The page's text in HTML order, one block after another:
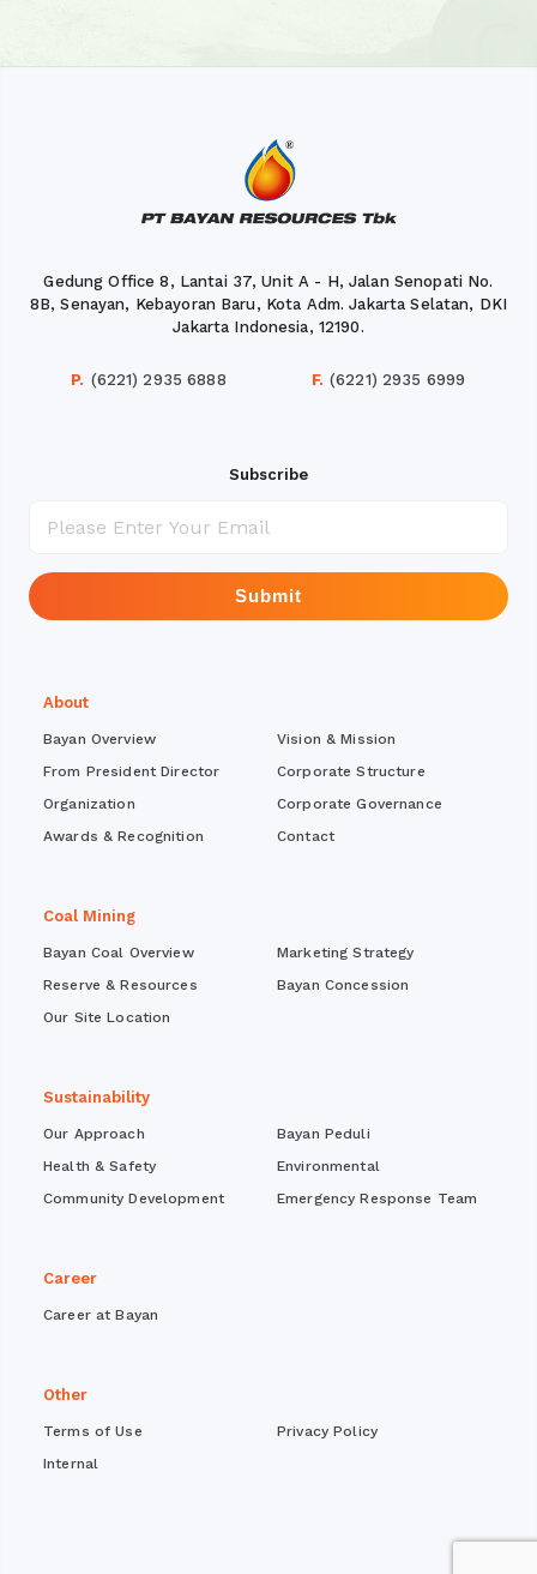
Gedung Office 8, Lantai 37, Unit A - H, Jalan Senopati No.
8B, Senayan, Kebayoran Baru, Kota Adm. Jakarta Selatan, DKI
Jakarta Indonesia, 12190.
P. (6221) 2935 6888 F. (6221) 2935 6999
Subscribe
Submit
About
Bayan Overview
Vision & Mission
From President Director
Corporate Structure
Organization
Corporate Governance
Awards & Recognition
Contact
Coal Mining
Bayan Coal Overview
Marketing Strategy
Reserve & Resources
Bayan Concession
Our Site Location
Sustainability
Our Approach
Bayan Peduli
Health & Safety
Environmental
Community Development
Emergency Response Team
Career
Career at Bayan
Other
Terms of Use
Privacy Policy
Internal